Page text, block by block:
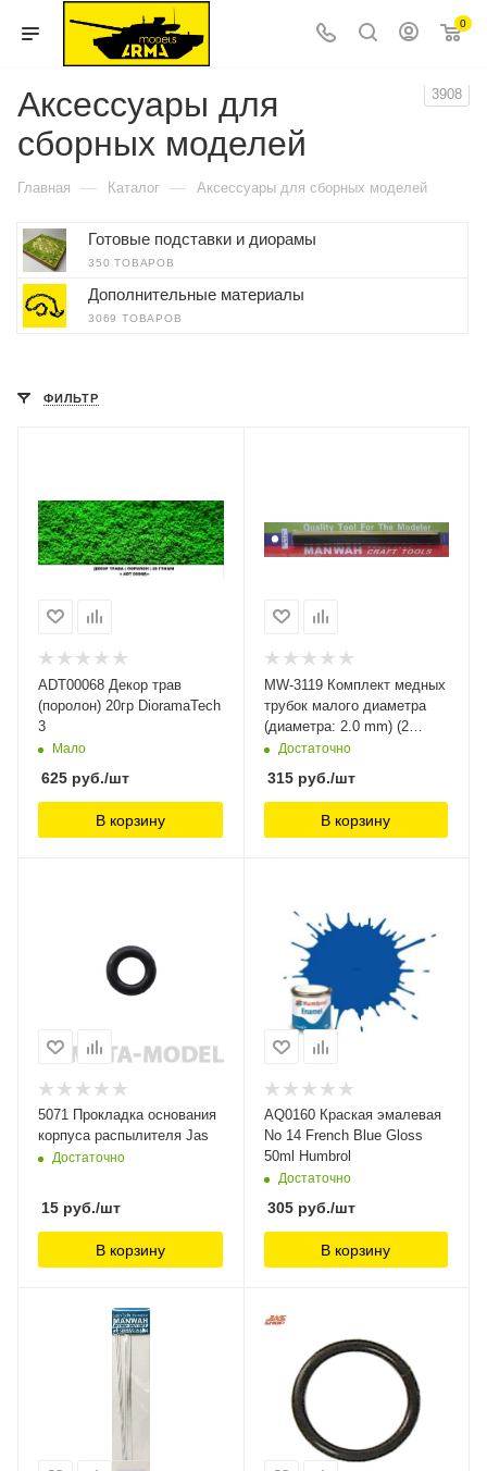
0
Аксессуары для
сборных моделей
3908
Главная — Каталог — Аксессуары для сборных моделей
Готовые подставки и диорамы
350 ТОВАРОВ
Дополнительные материалы
3069 ТОВАРОВ
ФИЛЬТР
ADT00068 Декор трав
(поролон) 20гр DioramaTech
3
Мало
625 руб./шт
В корзину
MW-3119 Комплект медных
трубок малого диаметра
(диаметра: 2.0 mm) (2
пакета) ManWah
Достаточно
315руб./шт
В корзину
5071 Прокладка основания
корпуса распылителя Jas
Достаточно
15 руб./шт
В корзину
AQ0160 Краская эмалевая
No 14 French Blue Gloss
50ml Humbrol
Достаточно
305руб./шт
В корзину